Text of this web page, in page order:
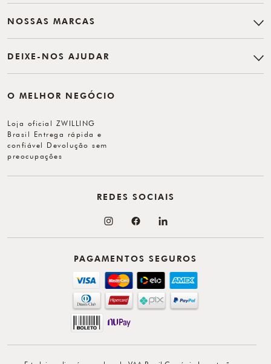
NOSSAS MARCAS
DEIXE-NOS AJUDAR
O MELHOR NEGÓCIO
Loja oficial ZWILLING
Brasil Entrega rápida e
confiável Devolução sem
preocupações
PAGAMENTOS SEGUROS
REDES SOCIAIS